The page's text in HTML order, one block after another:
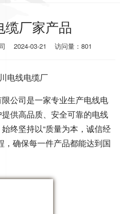
缆厂家产品
2024-03-21 访问量：801
电线电缆厂
公司是一家专业生产电线电
供高品质、安全可靠的电线
终坚持以“质量为本，诚信经
，确保每一件产品都能达到国